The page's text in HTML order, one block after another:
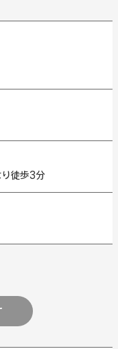
り徒歩3分